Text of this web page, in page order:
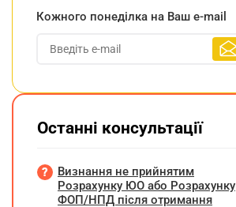
Кожного понеділка на Ваш e-mail
Останні консультації
Визнання не прийнятим
Розрахунку ЮО або Розрахунку
ФОП/НПД після отримання